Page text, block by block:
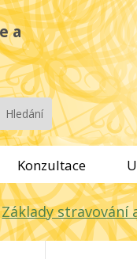
a
Konzultace
Základy stravování